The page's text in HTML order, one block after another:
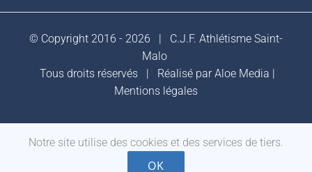
© Copyright 2016 - 2026 | C.J.F. Athlétisme Saint-
Malo
Tous droits réservés | Réalisé parAloe Media
Mentions légales
Facebook
Notre site utilise des cookies et des services de tiers.
OK